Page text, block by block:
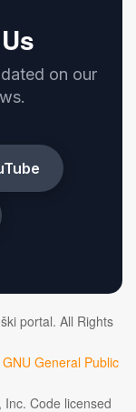
on our
portal. All Rights
GNU General Public
Code licensed